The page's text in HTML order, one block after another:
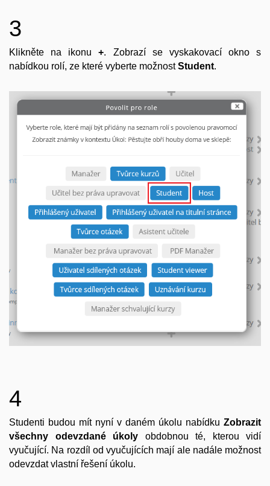
3
Klikněte na ikonu+. Zobrazí se vyskakovací okno s
nabídkou rolí, ze které vyberte možnostStudent.
4
Studenti budou mít nyní v daném úkolu nabídku Zobrazit
všechny odevzdané úkoly obdobnou té, kterou vidí
vyučující. Na rozdíl od vyučujících mají ale nadále možnost
odevzdat vlastní řešení úkolu.